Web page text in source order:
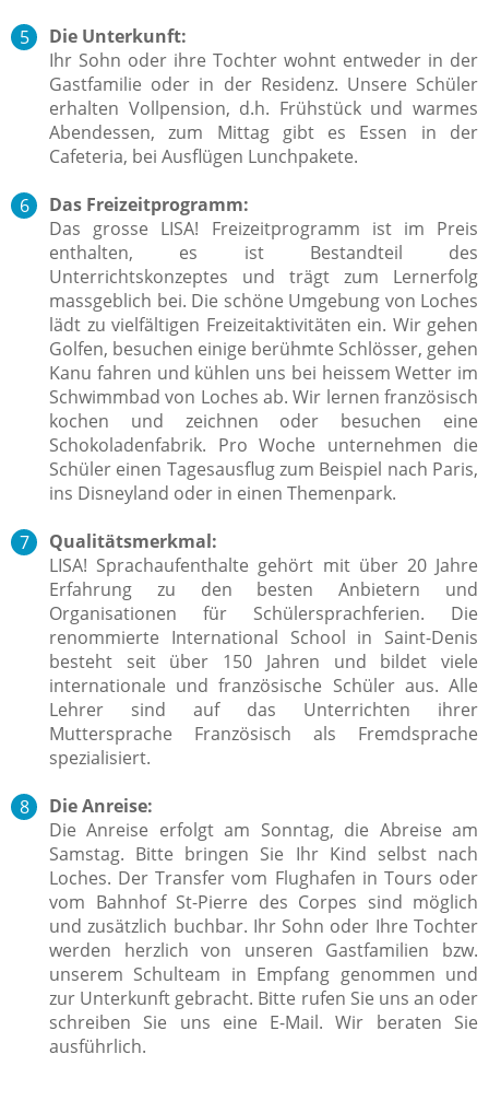
Die Unterkunft:
Ihr Sohn oder ihre Tochter wohnt entweder in der
Gastfamilie oder in der Residenz. Unsere Schüler
erhalten Vollpension, d.h. Frühstück und warmes
Abendessen, zum Mittag gibt es Essen in der
Cafeteria, bei Ausflügen Lunchpakete.
Das Freizeitprogramm:
Das grosse LISA! Freizeitprogramm ist im Preis
enthalten, es ist Bestandteil des
Unterrichtskonzeptes und trägt zum Lernerfolg
massgeblich bei. Die schöne Umgebung von Loches
lädt zu vielfältigen Freizeitaktivitäten ein. Wir gehen
Golfen, besuchen einige berühmte Schlösser, gehen
Kanu fahren und kühlen uns bei heissem Wetter im
Schwimmbad von Loches ab. Wir lernen französisch
kochen und zeichnen oder besuchen eine
Schokoladenfabrik. Pro Woche unternehmen die
Schüler einen Tagesausflug zum Beispiel nach Paris,
ins Disneyland oder in einen Themenpark.
Qualitätsmerkmal:
LISA! Sprachaufenthalte gehört mit über 20 Jahre
Erfahrung zu den besten Anbietern und
Organisationen für Schülersprachferien. Die
renommierte International School in Saint-Denis
besteht seit über 150 Jahren und bildet viele
internationale und französische Schüler aus. Alle
Lehrer sind auf das Unterrichten ihrer
Muttersprache Französisch als Fremdsprache
spezialisiert.
Die Anreise:
Die Anreise erfolgt am Sonntag, die Abreise am
Samstag. Bitte bringen Sie Ihr Kind selbst nach
Loches. Der Transfer vom Flughafen in Tours oder
vom Bahnhof St-Pierre des Corpes sind möglich
und zusätzlich buchbar. Ihr Sohn oder Ihre Tochter
werden herzlich von unseren Gastfamilien bzw.
unserem Schulteam in Empfang genommen und
zur Unterkunft gebracht. Bitte rufen Sie uns an oder
schreiben Sie uns eine E-Mail. Wir beraten Sie
ausführlich.